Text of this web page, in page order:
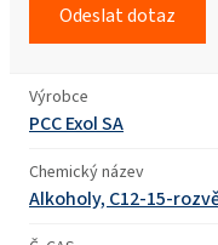
Odeslat dotaz
Výrobce
PCC Exol SA
Chemický název
Alkoholy, C12-15-